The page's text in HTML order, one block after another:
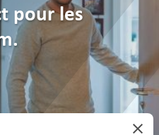
pour les